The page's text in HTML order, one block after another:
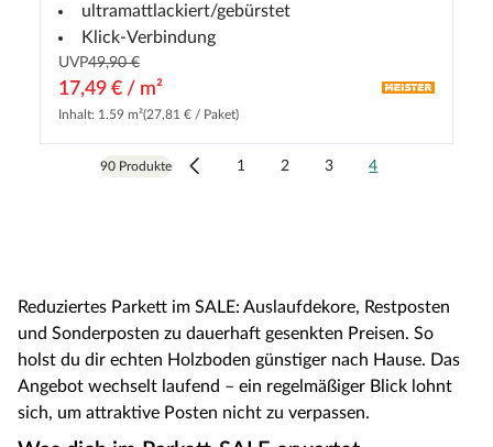
ultramattlackiert/gebürstet
Klick-Verbindung
UVP49,90 €
17,49 € / m²
Inhalt: 1.59 m²(27,81 € / Paket)
90 Produkte 1 2 3 4
Reduziertes Parkett im SALE: Auslaufdekore, Restposten
und Sonderposten zu dauerhaft gesenkten Preisen. So
holst du dir echten Holzboden günstiger nach Hause. Das
Angebot wechselt laufend – ein regelmäßiger Blick lohnt
sich, um attraktive Posten nicht zu verpassen.